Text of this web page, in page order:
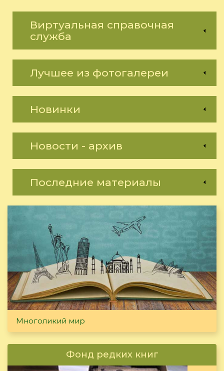
Виртуальная справочная
служба
Лучшее из фотогалереи
Новинки
Новости - архив
Последние материалы
Многоликий мир
Фонд редких книг